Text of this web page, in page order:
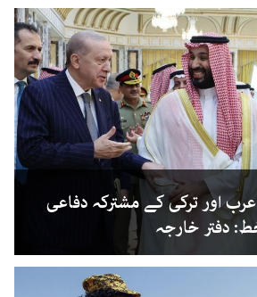
اور ترکی کے مشترکہ دفاعی
دفتر خارجہ